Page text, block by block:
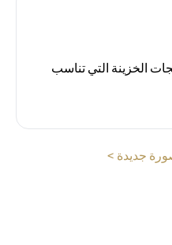
الخزينة التي تناسب
جديدة >